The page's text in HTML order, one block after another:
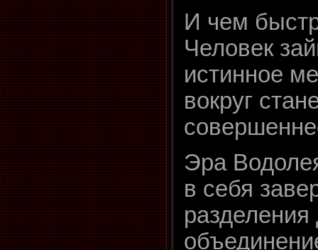
И чем
Человек
истинное
вокруг
Эра
в себя